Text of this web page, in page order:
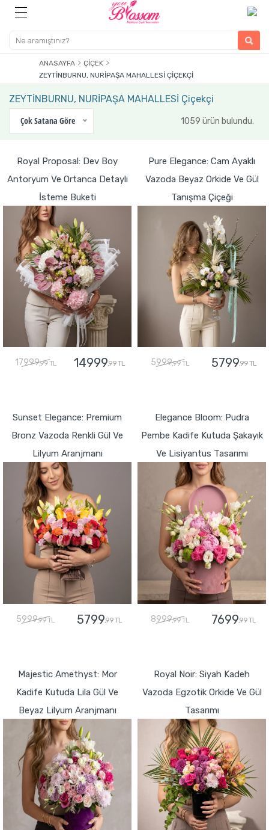
ANASAYFA
ÇIÇEK
ZEYTİNBURNU, NURİPAŞA MAHALLESİ ÇIÇEKÇI
ZEYTİNBURNU, NURİPAŞA MAHALLESİ Çiçekçi
Çok Satana Göre
1059 ürün bulundu.
Royal Proposal: Dev Boy
Antoryum Ve Ortanca Detaylı
İsteme Buketi
17999,99 TL 14999,99 TL
Pure Elegance: Cam Ayaklı
Vazoda Beyaz Orkide Ve Gül
Tanışma Çiçeği
5999,99 TL 5799,99 TL
Sunset Elegance: Premium
Bronz Vazoda Renkli Gül Ve
Lilyum Aranjmanı
5999,99 TL 5799,99 TL
Elegance Bloom: Pudra
Pembe Kadife Kutuda Şakayık
Ve Lisiyantus Tasarımı
8999,99 TL 7699,99 TL
Majestic Amethyst: Mor
Kadife Kutuda Lila Gül Ve
Beyaz Lilyum Aranjmanı
Royal Noir: Siyah Kadeh
Vazoda Egzotik Orkide Ve Gül
Tasarımı